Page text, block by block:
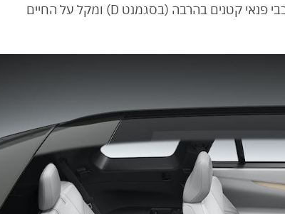
רדיוס סיבוב של 5.6 מטרים בלבד – נתון המזכיר רכבי פנאי קטנים בהרבה (בסגמנט D) ומקל על החיים